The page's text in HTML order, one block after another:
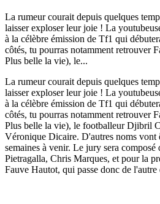
La rumeur courait depuis quelques
laisser exploser leur joie ! La
à la célèbre émission de Tf1 qui
côtés, tu pourras notamment retrouver
Plus belle la vie), le...
La rumeur courait depuis quelques
laisser exploser leur joie ! La
à la célèbre émission de Tf1 qui
côtés, tu pourras notamment retrouver
Plus belle la vie), le footballeur Djibril
Véronique Dicaire. D'autres noms vont
semaines à venir. Le jury sera
Pietragalla, Chris Marques, et pour la
Fauve Hautot, qui passe donc de l'autre